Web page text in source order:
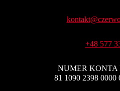
+48 577
NUMER KONTA
81 1090 2398 0000